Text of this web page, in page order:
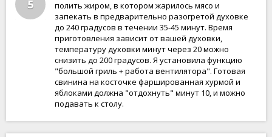
5
полить жиром, в котором жарилось мясо и
запекать в предварительно разогретой духовке
до 240 градусов в течении 35-45 минут. Время
приготовления зависит от вашей духовки,
температуру духовки минут через 20 можно
снизить до 200 градусов. Я установила функцию
"большой гриль + работа вентилятора". Готовая
свинина на косточке фаршированная хурмой и
яблоками должна "отдохнуть" минут 10, и можно
подавать к столу.